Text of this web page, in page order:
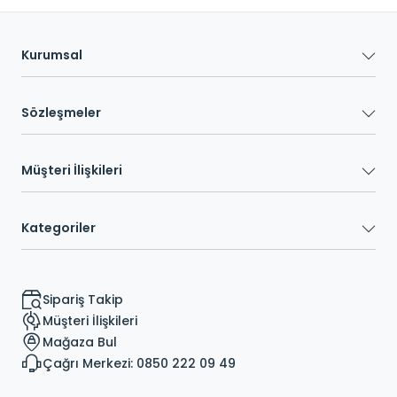
Kurumsal
Sözleşmeler
Müşteri İlişkileri
Kategoriler
Sipariş Takip
Müşteri İlişkileri
Mağaza Bul
Çağrı Merkezi: 0850 222 09 49